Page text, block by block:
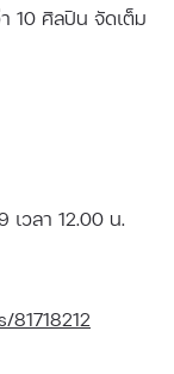
10 ศิลปิน จัดเต็ม
วลา 12.00 น.